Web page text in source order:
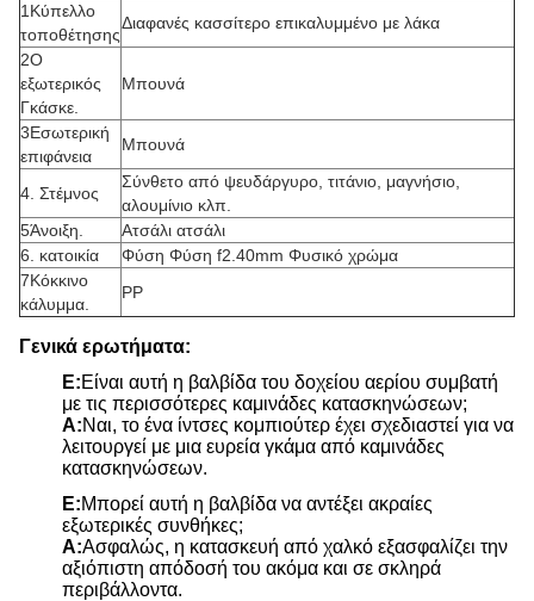
1Κύπελλο
τοποθέτησης
Διαφανές κασσίτερο επικαλυμμένο με λάκα
2Ο
εξωτερικός
Γκάσκε.
Μπουνά
3Εσωτερική
επιφάνεια
Μπουνά
4. Στέμνος
Σύνθετο από ψευδάργυρο, τιτάνιο, μαγνήσιο,
αλουμίνιο κλπ.
5Άνοιξη.
Ατσάλι ατσάλι
6. κατοικία
Φύση Φύση f2.40mm Φυσικό χρώμα
7Κόκκινο
κάλυμμα.
PP
Γενικά ερωτήματα:
Ε:Είναι αυτή η βαλβίδα του δοχείου αερίου συμβατή
με τις περισσότερες καμινάδες κατασκηνώσεων;
Α:Ναι, το ένα ίντσες κομπιούτερ έχει σχεδιαστεί για να
λειτουργεί με μια ευρεία γκάμα από καμινάδες
κατασκηνώσεων.
Ε:Μπορεί αυτή η βαλβίδα να αντέξει ακραίες
εξωτερικές συνθήκες;
Α:Ασφαλώς, η κατασκευή από χαλκό εξασφαλίζει την
αξιόπιστη απόδοσή του ακόμα και σε σκληρά
περιβάλλοντα.